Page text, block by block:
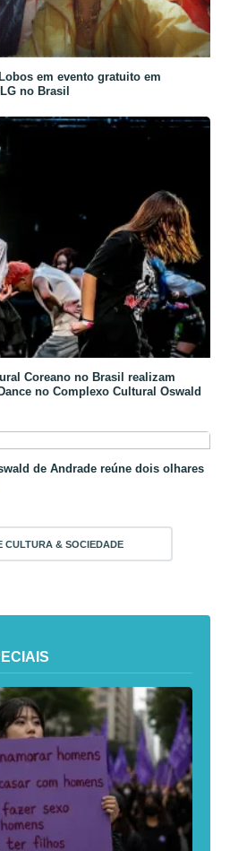
em evento gratuito em
no Brasil
Coreano no Brasil realizam
no Complexo Cultural Oswald
de Andrade reúne dois olhares
CULTURA & SOCIEDADE